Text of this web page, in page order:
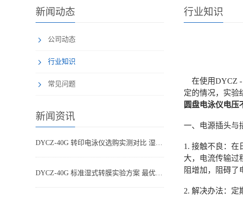
新闻动态
公司动态
行业知识
常见问题
新闻资讯
DYCZ-40G 转印电泳仪选购实测对比 湿转设备怎么选不踩坑
DYCZ-40G 标准湿式转膜实验方案 最优参数搭配
行业知识
在使用DYCZ -
定的情况，实验
圆盘电泳仪电压
一、电源插头与
1. 接触不良：在
大，电流传输过
阻增加，阻碍了
2. 解决办法：定